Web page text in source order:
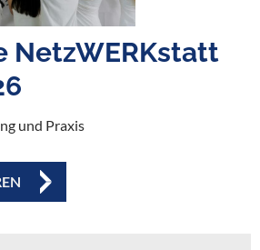
NetzWERKstatt
und Praxis